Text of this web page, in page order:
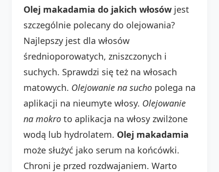
Olej makadamia do jakich włosów jest
szczególnie polecany do olejowania?
Najlepszy jest dla włosów
średnioporowatych, zniszczonych i
suchych. Sprawdzi się też na włosach
matowych. Olejowanie na sucho polega na
aplikacji na nieumyte włosy. Olejowanie
na mokro to aplikacja na włosy zwilżone
wodą lub hydrolatem. Olej makadamia
może służyć jako serum na końcówki.
Chroni je przed rozdwajaniem. Warto